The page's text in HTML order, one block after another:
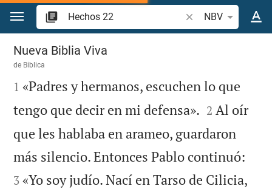
Ir a un contenido
Buscar versículo
NBV
Hechos 22
Nueva Biblia Viva
de Biblica

1 «Padres y hermanos, escuchen lo que
tengo que decir en mi defensa». 

2 Al oír
que les hablaba en arameo, guardaron
más silencio. Entonces Pablo continuó:
3 «Yo soy judío. Nací en Tarso de Cilicia,